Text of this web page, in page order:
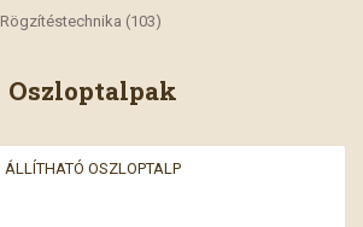
Rögzítéstechnika (103)
Oszloptalpak
ÁLLÍTHATÓ OSZLOPTALP